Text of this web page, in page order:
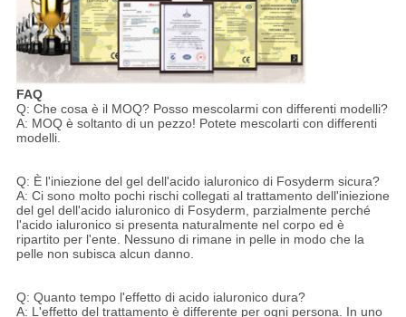
FAQ
Q: Che cosa è il MOQ? Posso mescolarmi con differenti modelli?
A: MOQ è soltanto di un pezzo! Potete mescolarti con differenti
modelli.
Q: È l'iniezione del gel dell'acido ialuronico di Fosyderm sicura?
A: Ci sono molto pochi rischi collegati al trattamento dell'iniezione
del gel dell'acido ialuronico di Fosyderm, parzialmente perché
l'acido ialuronico si presenta naturalmente nel corpo ed è
ripartito per l'ente. Nessuno di rimane in pelle in modo che la
pelle non subisca alcun danno.
Q: Quanto tempo l'effetto di acido ialuronico dura?
A: L'effetto del trattamento è differente per ogni persona. In uno